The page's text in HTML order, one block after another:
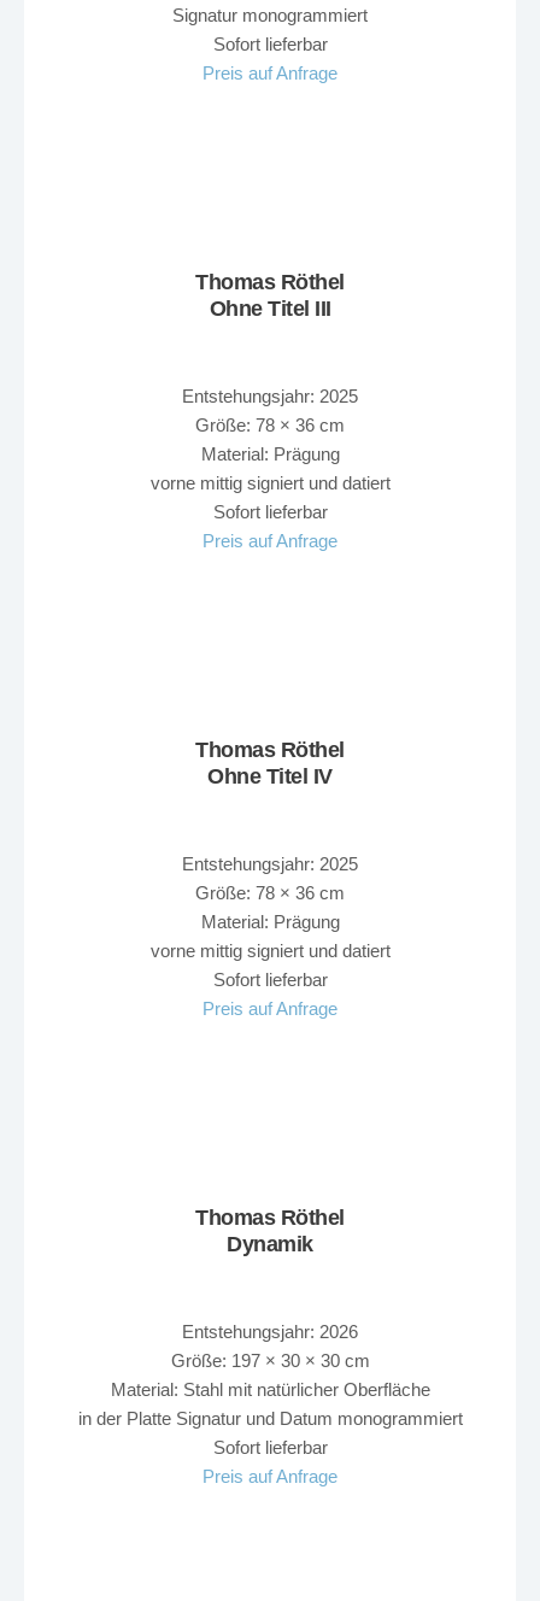
Signatur monogrammiert
Sofort lieferbar
Preis auf Anfrage
Thomas Röthel
Ohne Titel III
Entstehungsjahr: 2025
Größe: 78 × 36 cm
Material: Prägung
vorne mittig signiert und datiert
Sofort lieferbar
Preis auf Anfrage
Thomas Röthel
Ohne Titel IV
Entstehungsjahr: 2025
Größe: 78 × 36 cm
Material: Prägung
vorne mittig signiert und datiert
Sofort lieferbar
Preis auf Anfrage
Thomas Röthel
Dynamik
Entstehungsjahr: 2026
Größe: 197 × 30 × 30 cm
Material: Stahl mit natürlicher Oberfläche
in der Platte Signatur und Datum monogrammiert
Sofort lieferbar
Preis auf Anfrage